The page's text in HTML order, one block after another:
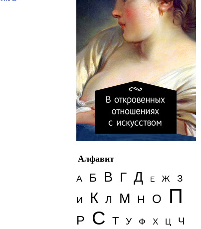
Алфавит
А
Б В Г Д Е Ж З
И К Л М Н О П
Р С Т У Ф Х Ц Ч